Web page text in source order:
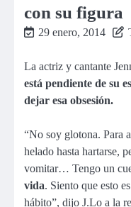
con su figura
29 enero, 2014
La actriz y cantante
está pendiente de su
dejar esa obsesión.
“No soy glotona. Para
helado hasta hartarse,
vomitar… Tengo un
vida. Siento que esto
hábito”, dijo J.Lo a la